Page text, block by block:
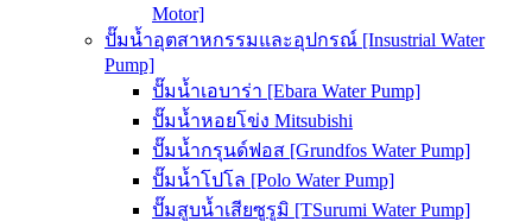
Motor]
ปั๊มน้ำอุตสาหกรรมและอุปกรณ์ [Insustrial Water
Pump]
ปั๊มน้ำเอบาร่า [Ebara Water Pump]
ปั๊มน้ำหอยโข่ง Mitsubishi
ปั๊มน้ำกรุนด์ฟอส [Grundfos Water Pump]
ปั๊มน้ำโปโล [Polo Water Pump]
ปั๊มสูบน้ำเสียซูรูมิ [TSurumi Water Pump]